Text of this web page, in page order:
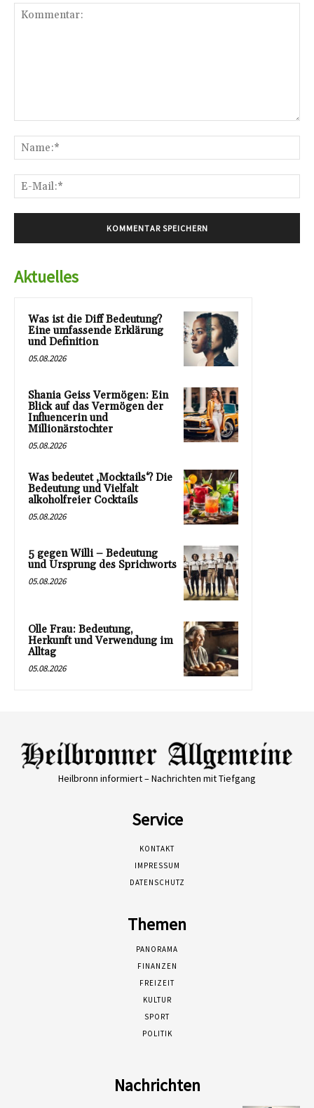
Aktuelles
Was ist die Diff Bedeutung?
Eine umfassende Erklärung
und Definition
05.08.2026
Shania Geiss Vermögen: Ein
Blick auf das Vermögen der
Influencerin und
Millionärstochter
05.08.2026
Was bedeutet ‚Mocktails‘? Die
Bedeutung und Vielfalt
alkoholfreier Cocktails
05.08.2026
5 gegen Willi – Bedeutung
und Ursprung des Sprichworts
05.08.2026
Olle Frau: Bedeutung,
Herkunft und Verwendung im
Alltag
05.08.2026
Heilbronn informiert – Nachrichten mit Tiefgang
Service
KONTAKT
IMPRESSUM
DATENSCHUTZ
Themen
PANORAMA
FINANZEN
FREIZEIT
KULTUR
SPORT
POLITIK
Nachrichten